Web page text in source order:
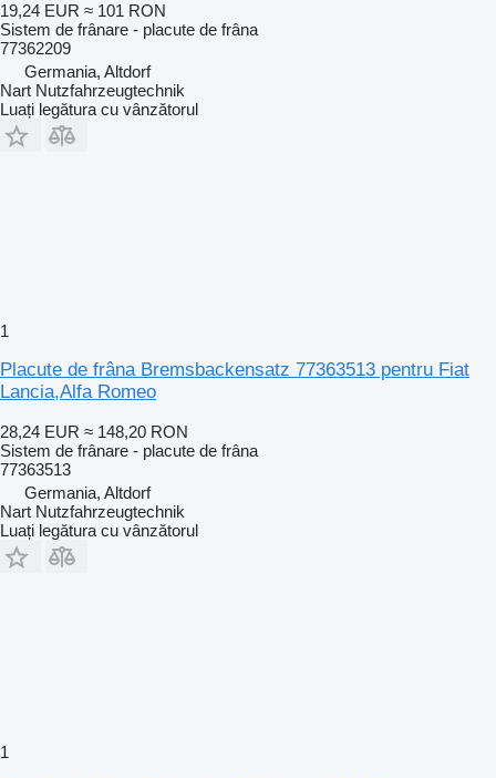
19,24 EUR ≈ 101 RON
Sistem de frânare - placute de frâna
77362209
Germania, Altdorf
Nart Nutzfahrzeugtechnik
Luați legătura cu vânzătorul
1
Placute de frâna Bremsbackensatz 77363513 pentru Fiat
Lancia,Alfa Romeo
28,24 EUR ≈ 148,20 RON
Sistem de frânare - placute de frâna
77363513
Germania, Altdorf
Nart Nutzfahrzeugtechnik
Luați legătura cu vânzătorul
1